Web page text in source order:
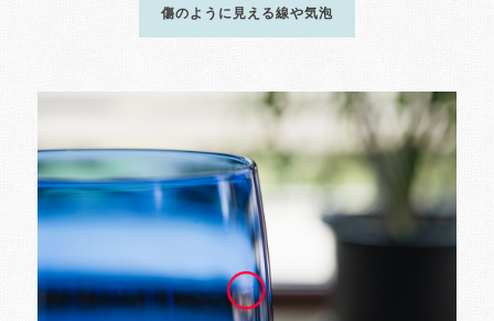
傷のように見える線や気泡